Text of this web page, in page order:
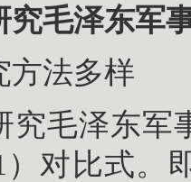
究毛泽东军
方法多样
究毛泽东军
对比式。